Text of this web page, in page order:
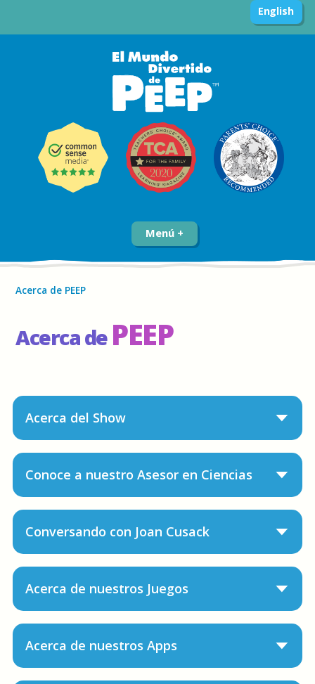
English
Menú
Acerca de PEEP
Acerca de PEEP
Acerca del Show
Conoce a nuestro Asesor en Ciencias
Conversando con Joan Cusack
Acerca de nuestros Juegos
Acerca de nuestros Apps